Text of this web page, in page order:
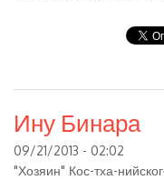
Ину Бинара
09/21/2013 - 02:02
"Хозяин" Кос-тха-